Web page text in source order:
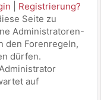
Registrierung?
Seite zu
Administratoren-
den Forenregeln,
dürfen.
auf